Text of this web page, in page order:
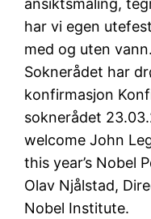
ansiktsmaling,
har vi egen
med og uten
Soknerådet har
konfirmasjon
soknerådet
welcome John
this year’s Nobel
Olav Njålstad,
Nobel Institute.